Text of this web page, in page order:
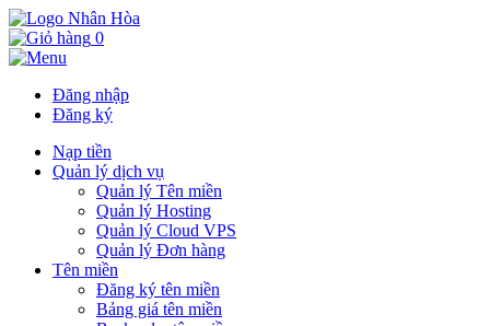
0
Đăng nhập
Đăng ký
Nạp tiền
Quản lý dịch vụ
Quản lý Tên miền
Quản lý Hosting
Quản lý Cloud VPS
Quản lý Đơn hàng
Tên miền
Đăng ký tên miền
Bảng giá tên miền